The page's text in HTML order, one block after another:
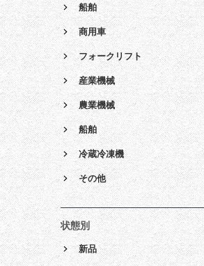
船舶
商用車
フォークリフト
産業機械
農業機械
船舶
冷蔵冷凍機
その他
状態別
新品